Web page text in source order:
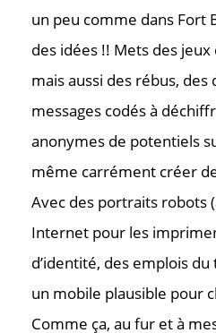
un peu comme dans Fort
des idées !! Mets des jeux
mais aussi des rébus,
messages codés à
anonymes de potentiels
même carrément créer
Avec des portraits robots
Internet pour les
d’identité, des emplois
un mobile plausible pour
Comme ça, au fur et à